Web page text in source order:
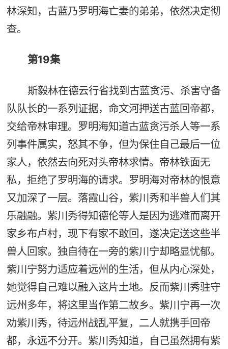
林深知，古蓝乃罗明海亡妻的弟弟，依然决定彻
查。
第19集
斯毅林在德云行省找到古蓝贪污、杀害守备
队队长的一系列证据，命文河押送古蓝回帝都，
交给帝林审理。罗明海知道古蓝贪污杀人等一系
列事件属实，怒其不争，但为保住自己最后一位
家人，依然去向死对头帝林求情。帝林铁面无
私，拒绝了罗明海的请求。罗明海对帝林的恨意
又加深了一层。落霞山谷，紫川秀和半兽人们其
乐融融。紫川秀得知德伦等人是因为逃难而离开
家乡布卢村，现下有家不敢回，遂决定送这些半
兽人回家。独自待在一旁的紫川宁却略显忧郁。
紫川宁努力适应着远州的生活，但从内心深处，
她觉得自己难以融入这片土地。反而紫川秀驻守
远州多年，将这里当作第二故乡。紫川宁再一次
劝紫川秀，待远州战乱平复，二人就携手回帝
都，永远不分开。紫川秀知道，自己虽然拥有紫